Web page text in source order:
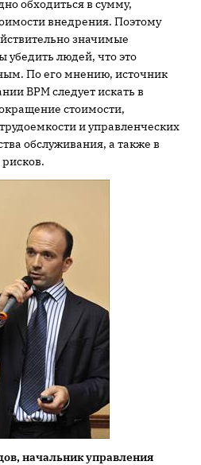
обходиться в сумму,
внедрения. Поэтому
значимые
убедить людей, что это
По его мнению, источник
BPM следует искать в
стоимости,
и управленческих
обслуживания, а также в
начальник управления